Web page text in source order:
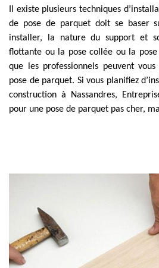
Il existe plusieurs techniques
de pose de parquet doit se baser
installer, la nature du support et
flottante ou la pose collée ou la
que les professionnels peuvent
pose de parquet. Si vous planifiez
construction à Nassandres,
pour une pose de parquet pas cher,